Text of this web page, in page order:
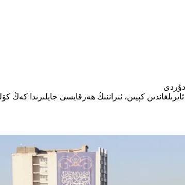
كېيىن، ئىراننىڭ ھەرقايسى جايلىرىدا